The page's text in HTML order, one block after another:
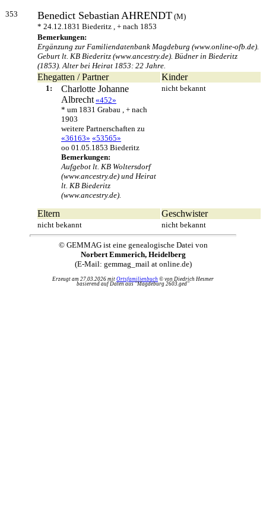
353 Benedict SebastianAHRENDT (M)
* 24.12.1831 Biederitz , + nach 1853
Bemerkungen:
Ergänzung zur Familiendatenbank Magdeburg (www.online-ofb.de).
Geburt lt. KB Biederitz (www.ancestry.de). Büdner in Biederitz
(1853). Alter bei Heirat 1853: 22 Jahre.
Ehegatten / Partner Kinder
1:
Charlotte Johanne
Albrecht «452»
* um 1831 Grabau , + nach
1903
weitere Partnerschaften zu
«36163» «53565»
oo 01.05.1853 Biederitz
Bemerkungen:
Aufgebot lt. KB Woltersdorf
(www.ancestry.de) und Heirat
lt. KB Biederitz
(www.ancestry.de).
nicht bekannt
Eltern Geschwister
nicht bekannt nicht bekannt
© GEMMAG ist eine genealogische Datei von
Norbert Emmerich, Heidelberg
(E-Mail: gemmag_mail at online.de)
Erzeugt am 27.03.2026 mit Ortsfamilienbuch © von Diedrich Hesmer
basierend auf Daten aus "Magdeburg 2603.ged"